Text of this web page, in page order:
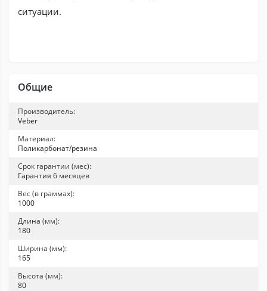
ситуации.
Общие
Производитель:
Veber
Материал:
Поликарбонат/резина
Срок гарантии (мес):
Гарантия 6 месяцев
Вес (в граммах):
1000
Длина (мм):
180
Ширина (мм):
165
Высота (мм):
80